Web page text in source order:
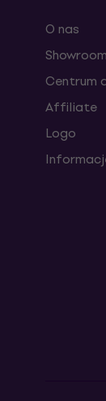
O nas
Centrum
Affiliate
Logo